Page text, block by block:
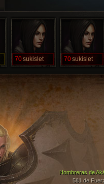
70sukislet 70sukislet
Hombreras de
581 de